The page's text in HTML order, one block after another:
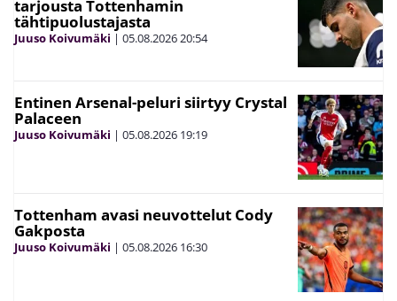
tarjousta Tottenhamin
tähtipuolustajasta
Juuso Koivumäki | 05.08.202620:54
Entinen Arsenal-peluri siirtyy Crystal
Palaceen
Juuso Koivumäki | 05.08.2026 19:19
Tottenham avasi neuvottelut Cody
Gakposta
Juuso Koivumäki | 05.08.2026 16:30